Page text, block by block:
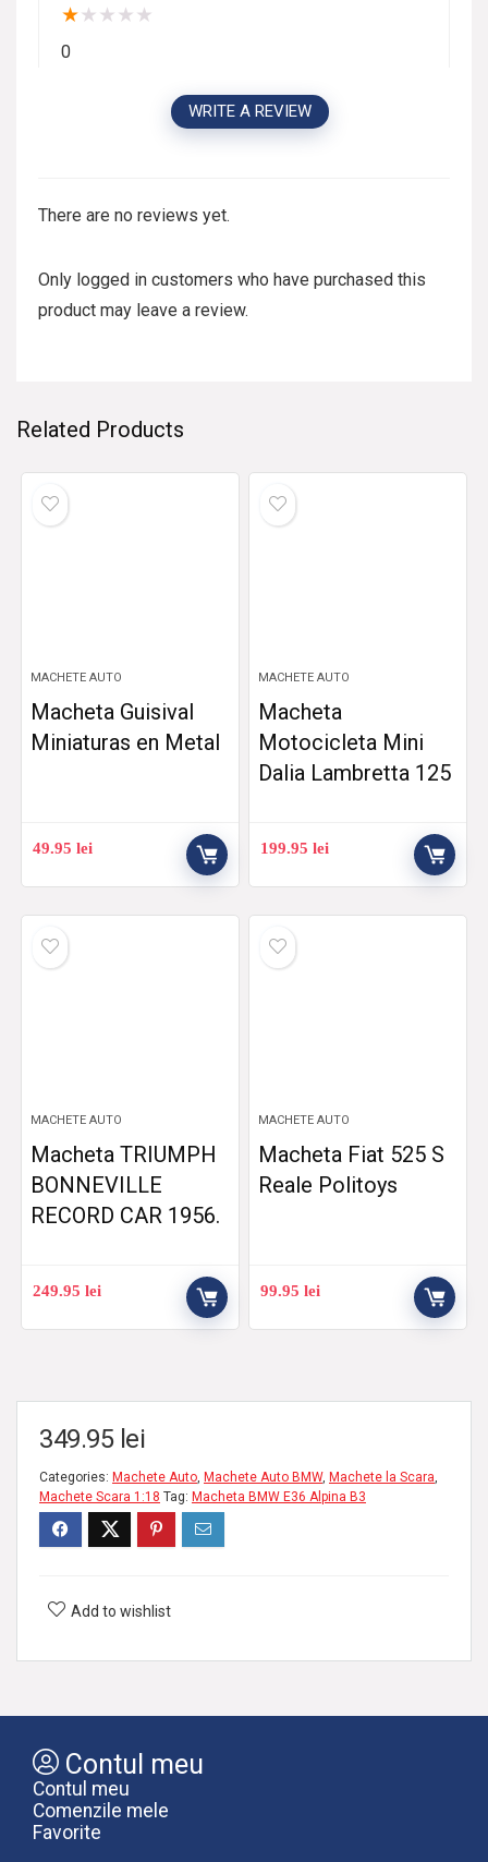
★★ ★ ★ ★
0
WRITE A REVIEW
There are no reviews yet.
Only logged in customers who have purchased this
product may leave a review.
Related Products
MACHETE AUTO
Macheta Guisival
Miniaturas en Metal
49.95lei
MACHETE AUTO
Macheta
Motocicleta Mini
Dalia Lambretta 125
199.95lei
MACHETE AUTO
Macheta TRIUMPH
BONNEVILLE
RECORD CAR 1956.
249.95lei
MACHETE AUTO
Macheta Fiat 525 S
Reale Politoys
99.95lei
349.95 lei
Categories: Machete Auto, Machete Auto BMW, Machete la Scara,
Machete Scara 1:18 Tag: Macheta BMW E36 Alpina B3
Add to wishlist
Contul meu
Contul meu
Comenzile mele
Favorite